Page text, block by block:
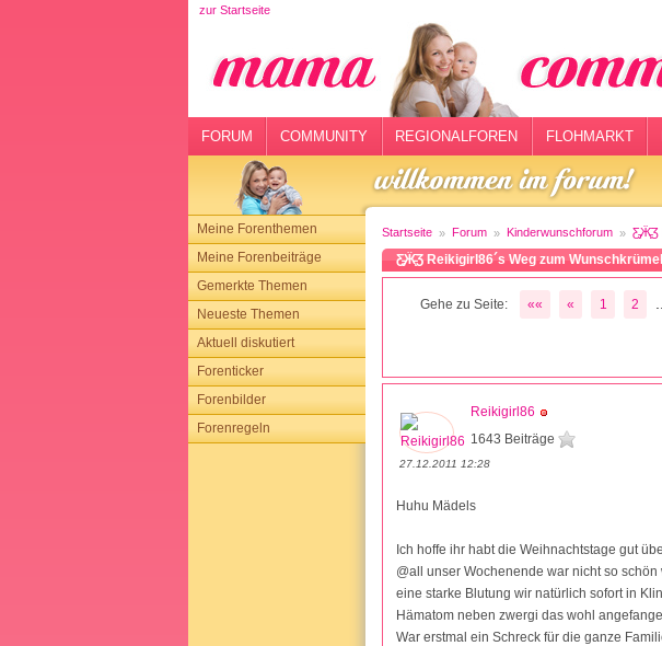
zur Startseite
FORUM COMMUNITY REGIONALFOREN FLOHMARKT
Meine Forenthemen
Meine Forenbeiträge
Gemerkte Themen
Neueste Themen
Aktuell diskutiert
Forenticker
Forenbilder
Forenregeln
Startseite Forum Kinderwunschforum Ƹ̵̡Ӝ̵̨̄Ʒ
Ƹ̵̡Ӝ̵̨̄Ʒ Reikigirl86´s Weg zum
Gehe zu Seite: «« « 1 2
Reikigirl86
1643 Beiträge
27.12.2011 12:28
Huhu Mädels
Ich hoffe ihr habt die Weihnachtstage gut
@all unser Wochenende war nicht so
eine starke Blutung wir natürlich sofort in
Hämatom neben zwergi das wohl
War erstmal ein Schreck für die ganze